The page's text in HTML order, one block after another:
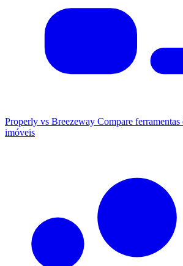
Properly vs Breezeway Compare ferramentas
imóveis